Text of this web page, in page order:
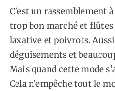
C’est un rassemblement
trop bon marché et
laxative et poivrots.
déguisements et
Mais quand cette mode
Cela n’empêche tout le